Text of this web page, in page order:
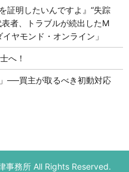
証明したいんですよ』“失踪
者、トラブルが続出したM
ヤモンド・オンライン」
へ！
──買主が取るべき初動対応
務所 All Rights Reserved.